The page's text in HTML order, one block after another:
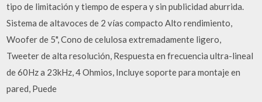
tipo de limitación y tiempo de espera y sin publicidad aburrida.
Sistema de altavoces de 2 vías compacto Alto rendimiento,
Woofer de 5", Cono de celulosa extremadamente ligero,
Tweeter de alta resolución, Respuesta en frecuencia ultra-lineal
de 60Hz a 23kHz, 4 Ohmios, Incluye soporte para montaje en
pared, Puede